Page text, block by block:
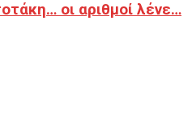
οι αριθμοί λένε…